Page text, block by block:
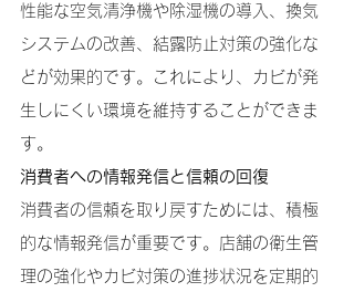
性能な空気清浄機や除湿機の導入、換気
システムの改善、結露防止対策の強化な
どが効果的です。これにより、カビが発
生しにくい環境を維持することができま
す。
消費者への情報発信と信頼の回復
消費者の信頼を取り戻すためには、積極
的な情報発信が重要です。店舗の衛生管
理の強化やカビ対策の進捗状況を定期的